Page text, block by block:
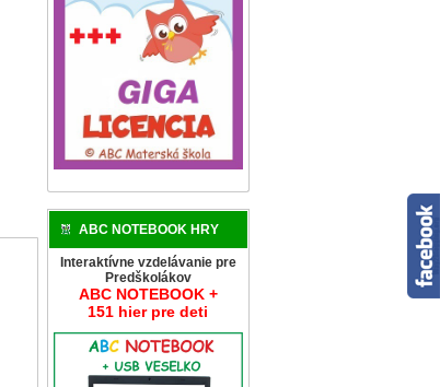
ABC NOTEBOOK HRY
Interaktívne vzdelávanie pre
Predškolákov
ABC NOTEBOOK +
151 hier pre deti